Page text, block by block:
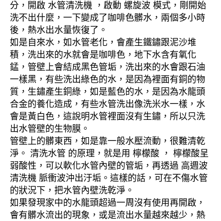
分，開啟 水管清洗機 ，啟動 螺旋波 模式，剛開始
洗不出什麼，一下變成了咖啡色髒水，兩個多小時
後，熱水出水量恢復了。
如是自來水，如水管老化，會產生鐵鏽跟泥沙堆
積，洗出來的水就會是咖啡色，地下水含有氧化
錳，管壁上會結成黑色管垢，洗出來的水會跟石油
一樣黑，有些洗出綠色的水，是因為裡面有銅的物
質，生鏽產生銅綠，如是藍色的水，是因為水龍頭
合金的養化造成，有些水管洗出像洗米水一樣，水
會是黃白色，這說明水管裡面沒有生鏽，所以只洗
出水管壁的生物膜。
管壁上的髒東西，如是靠一般水壓流動，很難清乾
淨。 清洗水管 的原理，就是用 檸檬酸 ， 檸檬酸呈
弱酸性，可以軟化水管內壁的管垢，再透過 高週波
清洗機 脈衝波沖出汙垢。這樣的話，可在不傷水管
的狀況下，把水管內壁洗乾淨。
如果發現家中的水龍頭超過一周沒有使用再開啟，
會有髒水流出的現象，或是流出水量越來越少，熱